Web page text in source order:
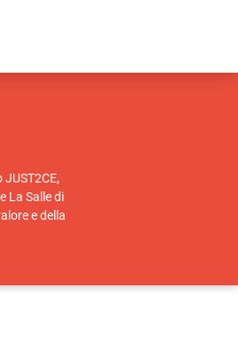
La Salle di
e della